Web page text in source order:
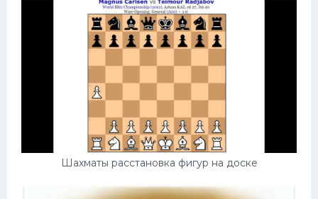
Шахматы расстановка фигур на доске